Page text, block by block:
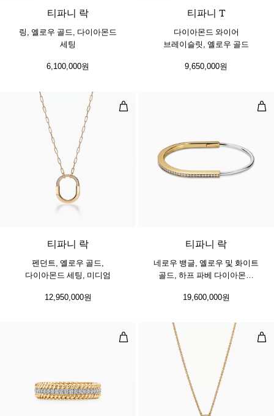
티파니 락
링, 옐로우 골드, 다이아몬드
세팅
6,100,000원
티파니 T
다이아몬드 와이어
브레이슬릿, 옐로우 골드
9,650,000원
펜던트, 옐로우 골드, 다이아몬드 세
티파니 락
펜던트, 옐로우 골드,
다이아몬드 세팅, 미디엄
12,950,000원
네
티파니 락
네로우 뱅글, 옐로우 및 화이트
골드, 하프 파베 다이아몬드
19,600,000원
투 로우 링, 옐로우 골드 및 플래티스